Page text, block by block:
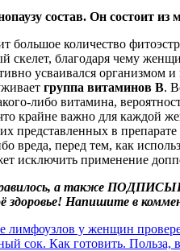
состав. Он состоит
большое количество
скелет, благодаря чему
усваивался организмом
группа витаминов B.
либо витамина,
крайне важно для каждой
представленных в
вреда, перед тем, как
исключить применение
а также
здоровье! Напишите в
лимфоузлов у женщин
сок. Как готовить. Польза,